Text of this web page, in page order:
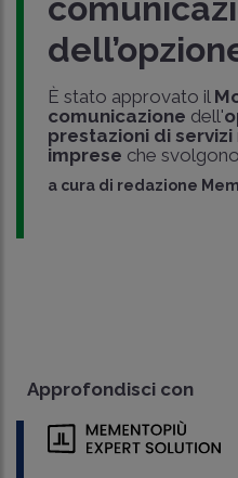
È stato approvato il
comunicazione dell'
prestazioni di servizi
imprese che
a cura di redazione
Approfondisci con